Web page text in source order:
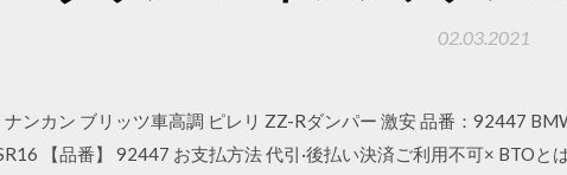
02.03.2021
ナンカン ブリッツ車高調 ピレリ ZZ-Rダンパー 激安 品番：92447
【品番】 92447 お支払方法 代引·後払い決済ご利用不可× BTO